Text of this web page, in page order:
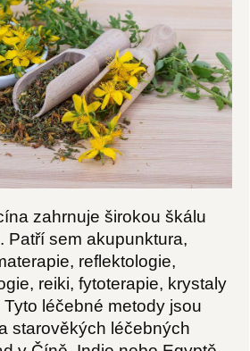
zahrnuje širokou škálu
Patří sem akupunktura,
reflektologie,
reiki, fytoterapie, krystaly
léčebné metody jsou
starověkých léčebných